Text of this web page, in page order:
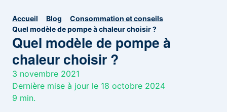
Accueil Blog
Consommation et conseils
Quel modèle de pompe à chaleur choisir ?
Quel modèle de pompe à
chaleur choisir ?
3 novembre 2021
Dernière mise à jour le 18 octobre 2024
9 min.